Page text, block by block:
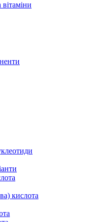
кислота